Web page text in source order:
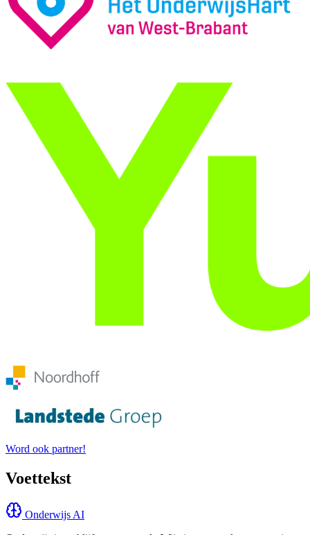
Word ook partner!
Voettekst
Onderwijs AI